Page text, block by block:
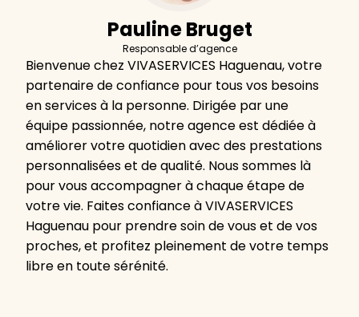
Pauline Bruget
Responsable d’agence
Bienvenue chez VIVASERVICES Haguenau, votre
partenaire de confiance pour tous vos besoins
en services à la personne. Dirigée par une
équipe passionnée, notre agence est dédiée à
améliorer votre quotidien avec des prestations
personnalisées et de qualité. Nous sommes là
pour vous accompagner à chaque étape de
votre vie. Faites confiance à VIVASERVICES
Haguenau pour prendre soin de vous et de vos
proches, et profitez pleinement de votre temps
libre en toute sérénité.